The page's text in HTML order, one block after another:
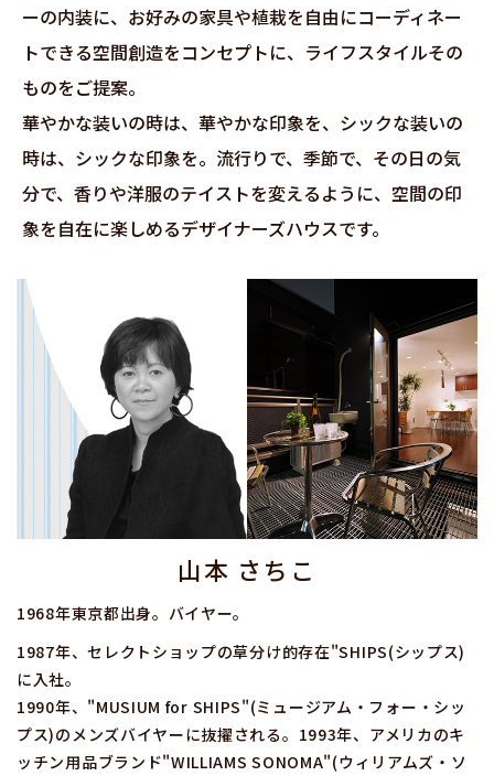
ーの内装に、お好みの家具や植栽を自由にコーディネー
トできる空間創造をコンセプトに、 ライフスタイルその
ものをご提案。
華やかな装いの時は、華やかな印象を、シックな装いの
時は、シックな印象を。 流行りで、季節で、その日の気
分で、香りや洋服のテイストを変えるように、空間の印
象を自在に楽しめるデザイナーズハウスです。
山本 さちこ
1968年東京都出身。バイヤー。
1987年、セレクトショップの草分け的存在"SHIPS(シップス)
に入社。
1990年、"MUSIUM for SHIPS"(ミュージアム・フォー・シッ
プス)のメンズバイヤーに抜擢される。1993年、アメリカのキ
ッチン用品ブランド"WILLIAMS SONOMA"(ウィリアムズ・ソ